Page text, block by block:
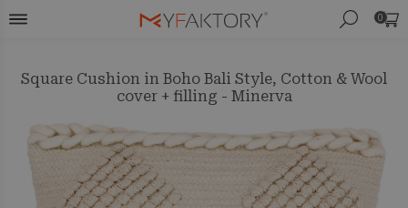
0
Square Cushion in Boho Bali Style, Cotton & Wool
cover + filling - Minerva